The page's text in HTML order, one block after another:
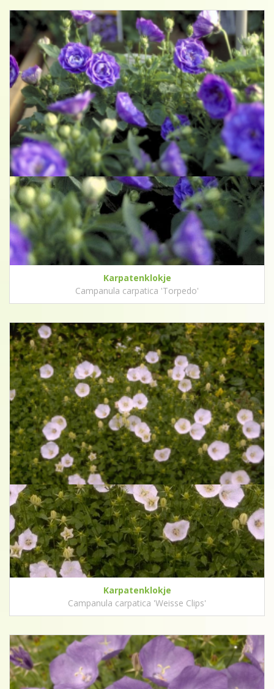
Karpatenklokje
Campanula carpatica 'Torpedo'
Karpatenklokje
Campanula carpatica 'Weisse Clips'